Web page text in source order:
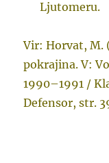
Ljutomeru.
Vir: Horvat, M.
pokrajina. V:
1990–1991 /
Defensor, str.